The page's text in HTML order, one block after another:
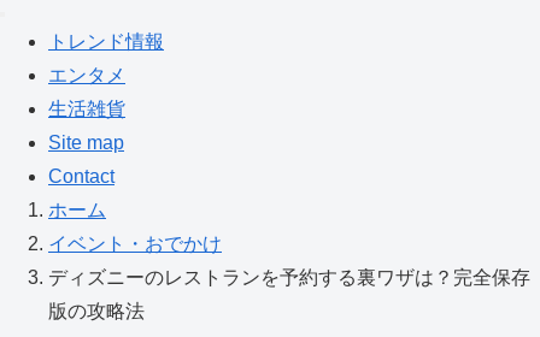
トレンド情報
エンタメ
生活雑貨
Site map
Contact
ホーム
イベント・おでかけ
ディズニーのレストランを予約する裏ワザは？完全保存
版の攻略法